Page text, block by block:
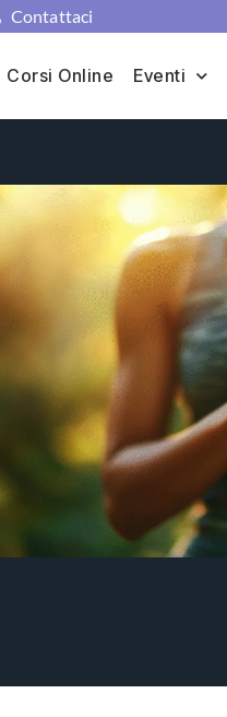
Contattaci
Corsi Online Eventi